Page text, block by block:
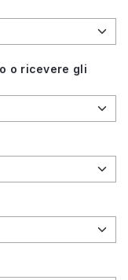
o ricevere gli